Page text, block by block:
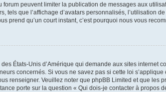
forum peuvent limiter la publication de messages aux
que l’affichage d’avatars personnalisés, l’utilisation
prend qu’un court instant, c’est pourquoi nous vous
États-Unis d’Amérique qui demande aux sites
concernés. Si vous ne savez pas si cette loi
renseigner. Veuillez noter que phpBB Limited et que les
porte sur la question « Qui dois-je contacter à propos